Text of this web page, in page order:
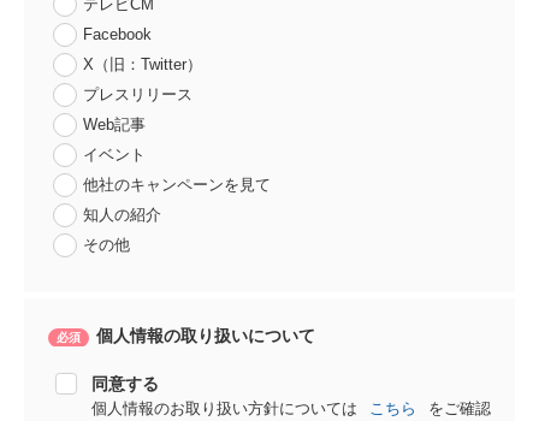
テレビCM
Facebook
X（旧：Twitter）
プレスリリース
Web記事
イベント
他社のキャンペーンを見て
知人の紹介
その他
個人情報の取り扱いについて
同意する
個人情報のお取り扱い方針については こちら
をご確認